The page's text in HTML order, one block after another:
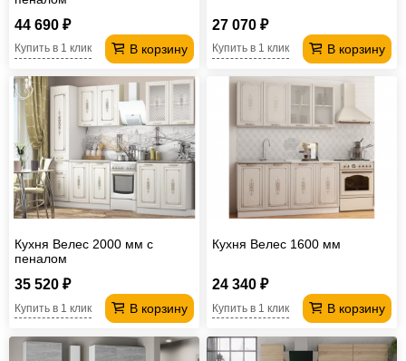
44 690 ₽
В корзину
Купить в 1 клик
27 070 ₽
В корзину
Купить в 1 клик
Кухня Велес 2000 мм с
пеналом
35 520 ₽
В корзину
Купить в 1 клик
Кухня Велес 1600 мм
24 340 ₽
В корзину
Купить в 1 клик